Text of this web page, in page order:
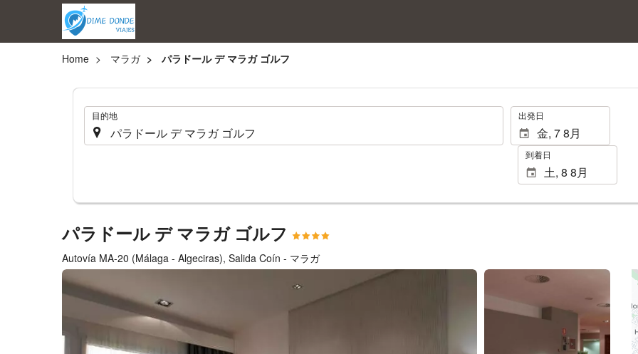
Home マラガ パラドール デ マラガ ゴルフ
. 目的地 . 出発日
到着日
パラドール デ マラガ ゴルフ
Autovía MA-20 (Málaga - Algeciras), Salida Coín - マラガ
27 枚の写真を見る